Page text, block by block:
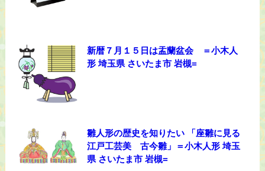
新暦７月１５日は盂蘭盆会 ＝小木人
形 埼玉県 さいたま市 岩槻=
雛人形の歴史を知りたい 「座雛に見る
江戸工芸美 古今雛」＝小木人形 埼玉
県 さいたま市 岩槻=